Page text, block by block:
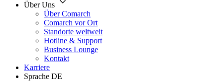
Über Uns
Über Comarch
Comarch vor Ort
Standorte weltweit
Hotline & Support
Business Lounge
Kontakt
Karriere
Sprache DE